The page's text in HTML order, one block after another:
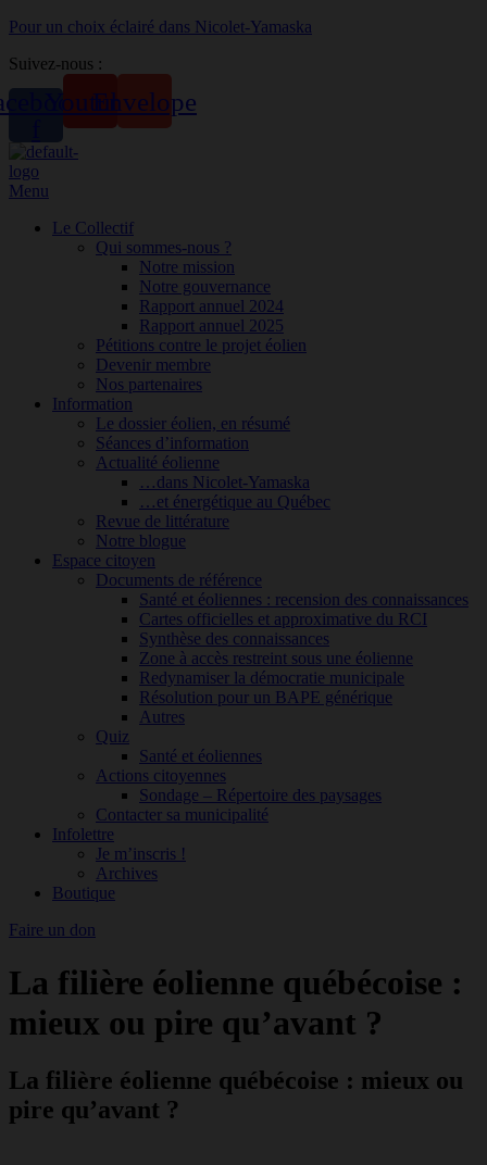
Pour un choix éclairé dans Nicolet-Yamaska
Suivez-nous :
Youtube
Envelope
Menu
Le Collectif
Qui sommes-nous ?
Notre mission
Notre gouvernance
Rapport annuel 2024
Rapport annuel 2025
Pétitions contre le projet éolien
Devenir membre
Nos partenaires
Information
Le dossier éolien, en résumé
Séances d’information
Actualité éolienne
…dans Nicolet-Yamaska
…et énergétique au Québec
Revue de littérature
Notre blogue
Espace citoyen
Documents de référence
Santé et éoliennes : recension des connaissances
Cartes officielles et approximative du RCI
Synthèse des connaissances
Zone à accès restreint sous une éolienne
Redynamiser la démocratie municipale
Résolution pour un BAPE générique
Autres
Quiz
Santé et éoliennes
Actions citoyennes
Sondage – Répertoire des paysages
Contacter sa municipalité
Infolettre
Je m’inscris !
Archives
Boutique
Faire un don
La filière éolienne québécoise :
mieux ou pire qu’avant ?
La filière éolienne québécoise : mieux ou
pire qu’avant ?